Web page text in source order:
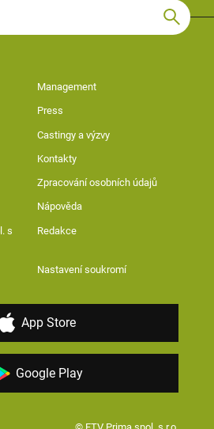
Management
Press
Castingy a výzvy
Kontakty
Zpracování osobních údajů
Nápověda
s
Redakce
Nastavení soukromí
App Store
Google Play